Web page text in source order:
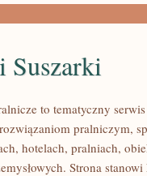
Suszarki
to tematyczny
pralniczym,
hotelach, pralniach,
Strona